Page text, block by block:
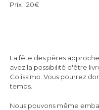
Prix : 20€
La fête des pères
avez la possibilité d'être
Colissimo. Vous pourrez
temps.
Nous pouvons même